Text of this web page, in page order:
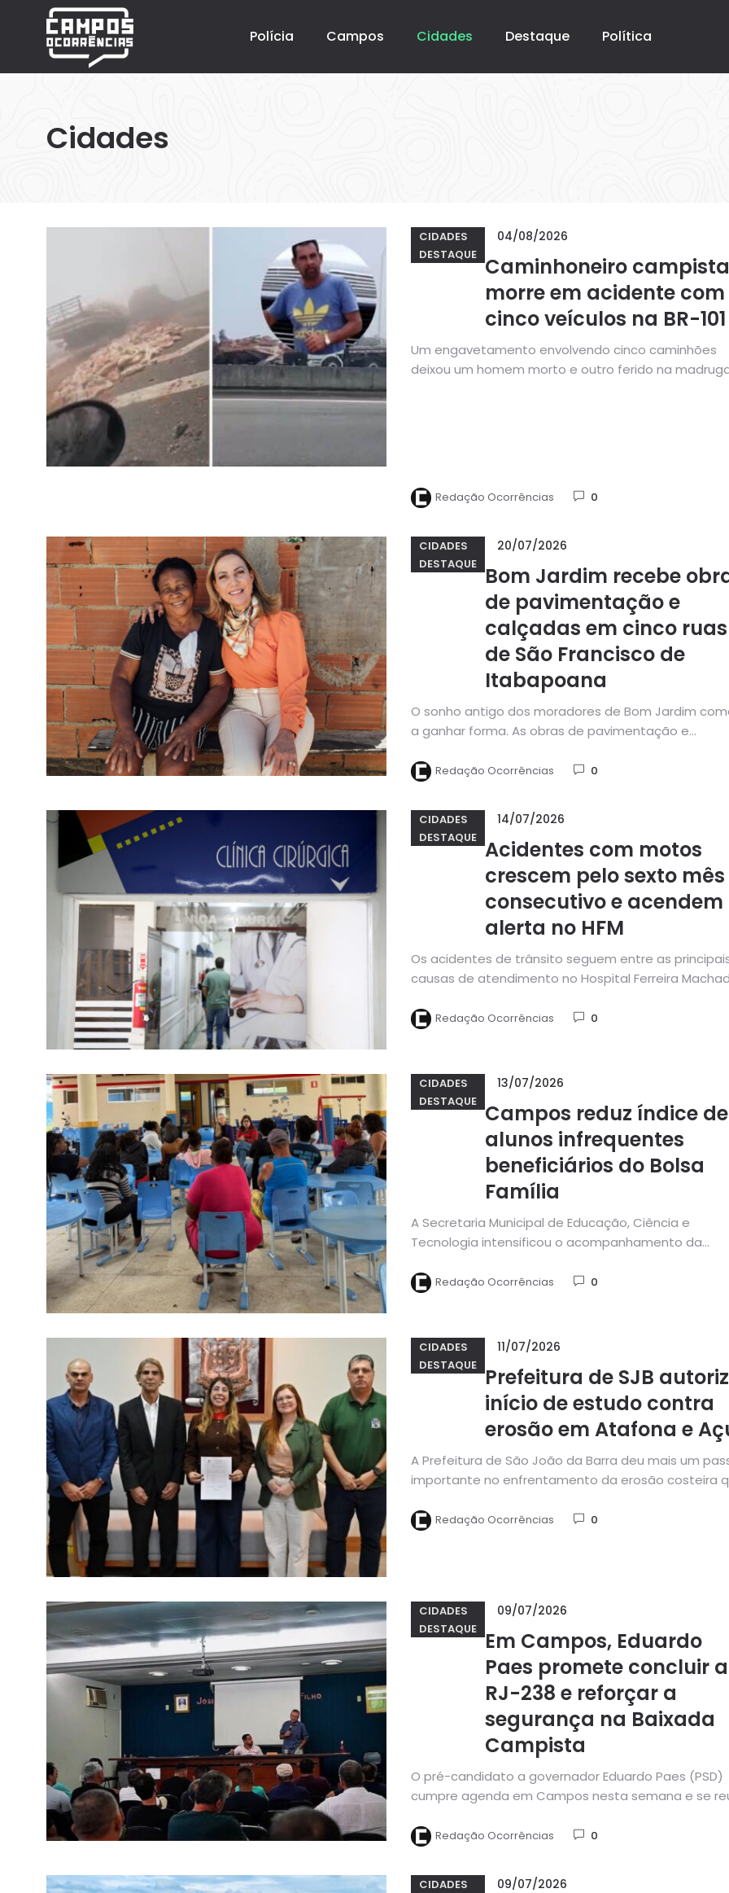
Polícia Campos Cidades Destaque Política
Cidades
CIDADES
DESTAQUE
04/08/2026
Caminhoneiro campista
morre em acidente com
cinco veículos na BR-101
Um engavetamento envolvendo cinco caminhões
deixou um homem morto e outro ferido na
Redação Ocorrências 0
CIDADES
DESTAQUE
20/07/2026
Bom Jardim recebe
de pavimentação e
calçadas em cinco ruas
de São Francisco de
Itabapoana
O sonho antigo dos moradores de Bom Jardim
a ganhar forma. As obras de pavimentação e
Redação Ocorrências 0
CIDADES
DESTAQUE
14/07/2026
Acidentes com motos
crescem pelo sexto mês
consecutivo e acendem
alerta no HFM
Os acidentes de trânsito seguem entre as
causas de atendimento no Hospital Ferreira
Redação Ocorrências 0
CIDADES
DESTAQUE
13/07/2026
Campos reduz índice de
alunos infrequentes
beneficiários do Bolsa
Família
A Secretaria Municipal de Educação, Ciência e
Tecnologia intensificou o acompanhamento da
Bolsa...Redação Ocorrências 0
CIDADES
DESTAQUE
11/07/2026
Prefeitura de SJB
início de estudo contra
erosão em Atafona e
A Prefeitura de São João da Barra deu mais um
importante no enfrentamento da erosão costeira
Redação Ocorrências 0
CIDADES
DESTAQUE
09/07/2026
Em Campos, Eduardo
Paes promete concluir a
RJ-238 e reforçar a
segurança na Baixada
Campista
O pré-candidato a governador Eduardo Paes (PSD)
cumpre agenda em Campos nesta semana e se
Redação Ocorrências 0
CIDADES
09/07/2026